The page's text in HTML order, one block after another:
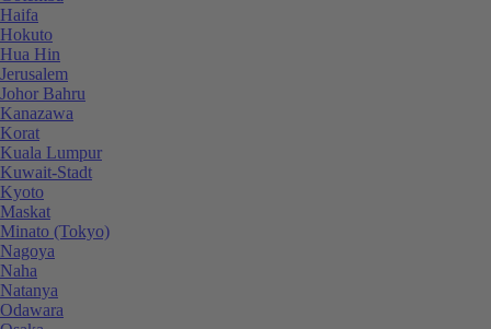
Haifa
Hokuto
Hua Hin
Jerusalem
Johor Bahru
Kanazawa
Korat
Kuala Lumpur
Kuwait-Stadt
Kyoto
Maskat
Minato (Tokyo)
Nagoya
Naha
Natanya
Odawara